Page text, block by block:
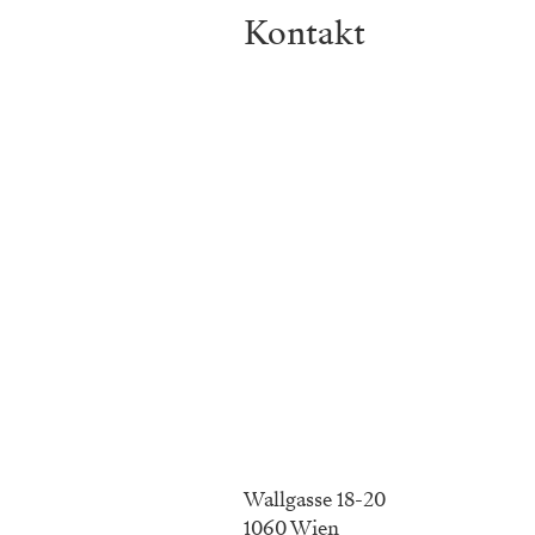
Kontakt
Wallgasse 18-20
1060 Wien